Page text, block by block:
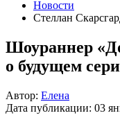
Новости
Стеллан
Шоураннер
о будущем
Автор: Елена
Дата публикации: 03